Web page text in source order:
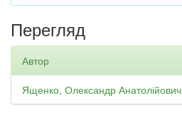
Перегляд
Автор
Ященко, Олександр Анатолійович